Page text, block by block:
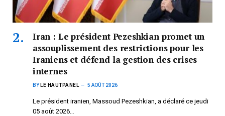
Iran : Le président Pezeshkian promet un
assouplissement des restrictions pour les
Iraniens et défend la gestion des crises
internes
BY LE HAUTPANEL 5 AOÛT 2026
Le président iranien, Massoud Pezeshkian, a déclaré ce jeudi
05 août 2026…